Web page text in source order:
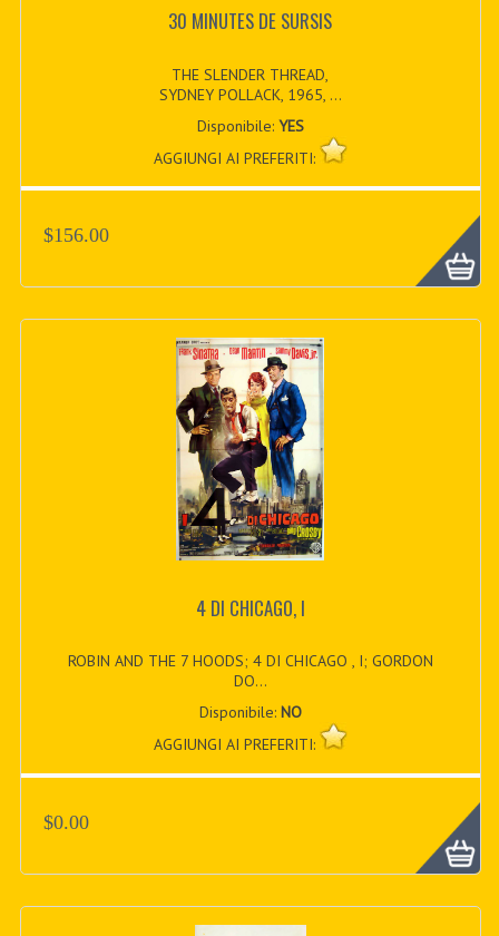
30 MINUTES DE SURSIS
THE SLENDER THREAD,
SYDNEY POLLACK, 1965, ...
Disponibile: YES
AGGIUNGI AI PREFERITI:
$156.00
4 DI CHICAGO, I
ROBIN AND THE 7 HOODS; 4 DI CHICAGO , I; GORDON
DO...
Disponibile: NO
AGGIUNGI AI PREFERITI:
$0.00